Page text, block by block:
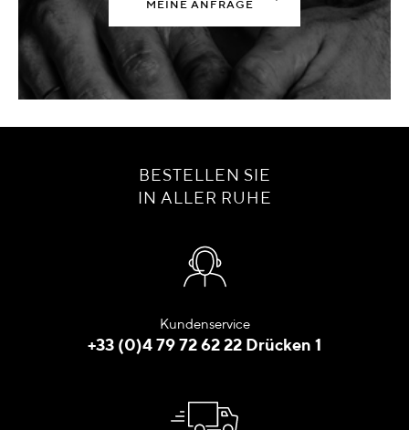
MEINE ANFRAGE
BESTELLEN SIE
IN ALLER RUHE
Kundenservice
+33 (0)4 79 72 62 22 Drücken 1